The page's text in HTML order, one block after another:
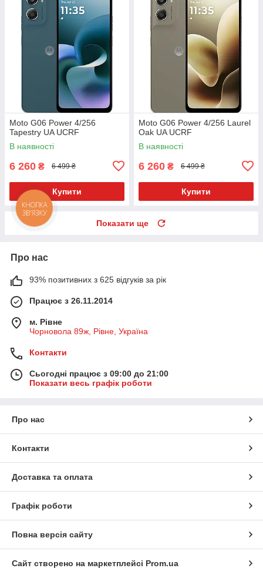
Moto G06 Power 4/256
Tapestry UA UCRF
В наявності
6 260 ₴ 6 499 ₴
Купити
Moto G06 Power 4/256 Laurel
Oak UA UCRF
В наявності
6 260 ₴ 6 499 ₴
Купити
Показати ще
Про нас
93% позитивних з 625 відгуків за рік
Працює з 26.11.2014
м. Рівне
Чорновола 89ж, Рівне, Україна
Контакти
Сьогодні працює з 09:00 до 21:00
Показати весь графік роботи
Про нас
Контакти
Доставка та оплата
Графік роботи
Повна версія сайту
Сайт створено на маркетплейсі Prom.ua
КНОПКА
ЗВ'ЯЗКУ